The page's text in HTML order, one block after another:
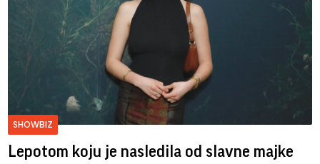
SHOWBIZ
Lepotom koju je nasledila od slavne majke